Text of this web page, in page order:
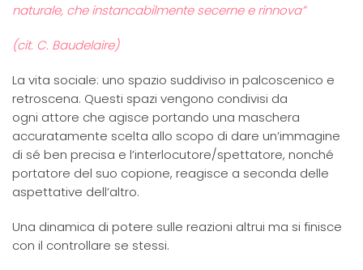
naturale, che instancabilmente secerne e rinnova”
(cit. C. Baudelaire)
La vita sociale: uno spazio suddiviso in palcoscenico e
retroscena. Questi spazi vengono condivisi da
ogni attore che agisce portando una maschera
accuratamente scelta allo scopo di dare un’immagine
di sé ben precisa e l’interlocutore/spettatore, nonché
portatore del suo copione, reagisce a seconda delle
aspettative dell’altro.
Una dinamica di potere sulle reazioni altrui ma si finisce
con il controllare se stessi.